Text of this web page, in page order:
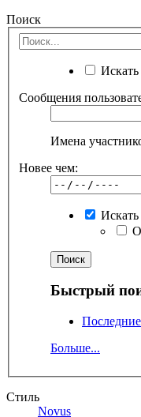
Поиск
Искать
Сообщения
Имена
Новее чем:
Искать
Быстрый
Больше...
Стиль
Novus